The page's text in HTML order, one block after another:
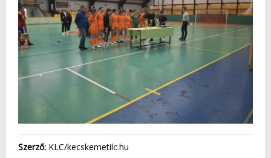
Szerző: KLC/kecskemetilc.hu